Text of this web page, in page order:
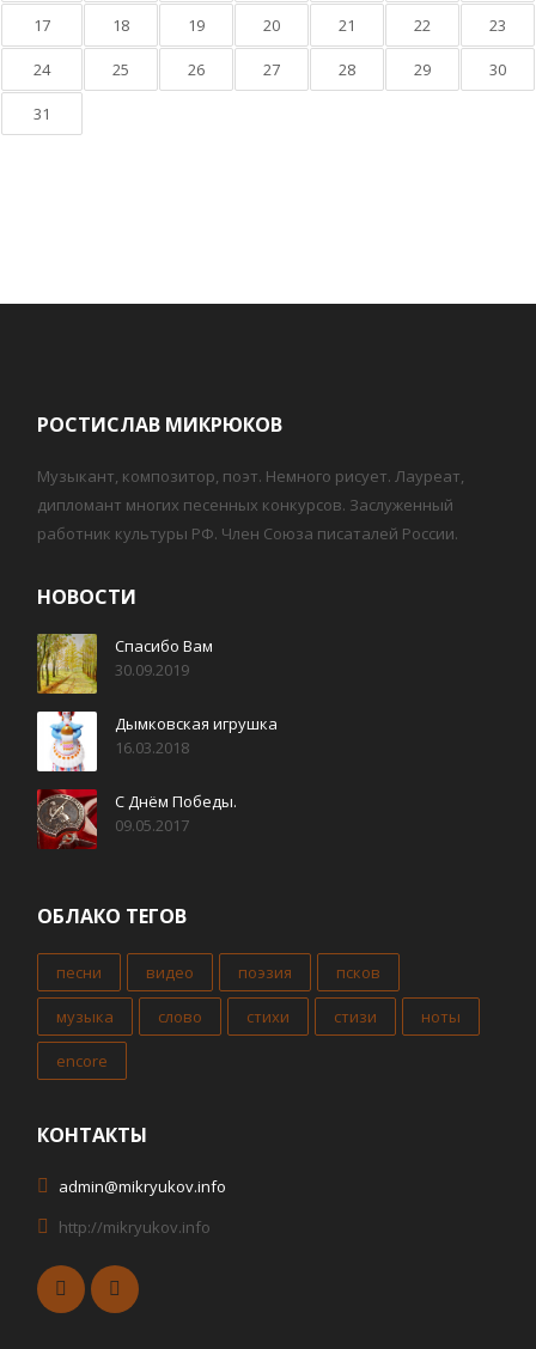
17 18 19 20 21 22 23
24 25 26 27 28 29 30
31
РОСТИСЛАВ МИКРЮКОВ
Музыкант, композитор, поэт. Немного рисует. Лауреат,
дипломант многих песенных конкурсов. Заслуженный
работник культуры РФ. Член Союза писаталей России.
НОВОСТИ
Спасибо Вам
30.09.2019
Дымковская игрушка
16.03.2018
С Днём Победы.
09.05.2017
ОБЛАКО ТЕГОВ
песни видео поэзия псков
музыка слово стихи стизи ноты
encore
КОНТАКТЫ
admin@mikryukov.info
http://mikryukov.info